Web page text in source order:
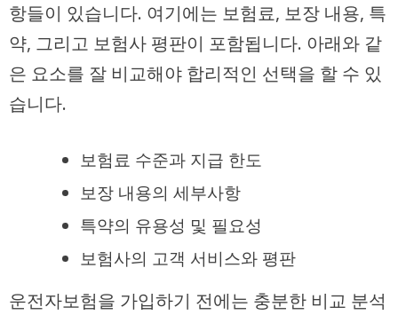
항들이 있습니다. 여기에는 보험료, 보장 내용, 특
약, 그리고 보험사 평판이 포함됩니다. 아래와 같
은 요소를 잘 비교해야 합리적인 선택을 할 수 있
습니다.
보험료 수준과 지급 한도
보장 내용의 세부사항
특약의 유용성 및 필요성
보험사의 고객 서비스와 평판
운전자보험을 가입하기 전에는 충분한 비교 분석